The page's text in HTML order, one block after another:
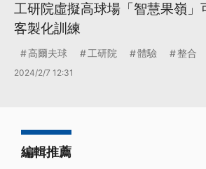
工研院虛擬高球場「智慧果嶺」
客製化訓練
高爾夫球 工研院 體驗 整合
2024/2/7 12:31
編輯推薦